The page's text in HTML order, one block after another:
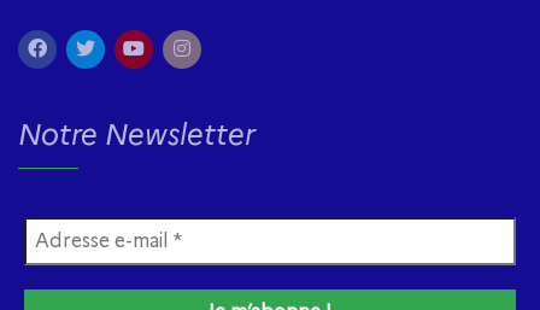
Notre Newsletter